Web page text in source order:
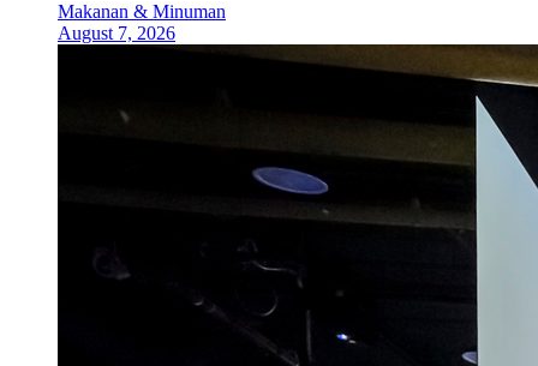
Makanan & Minuman
August 7, 2026